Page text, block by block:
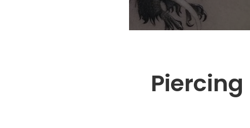
Piercing